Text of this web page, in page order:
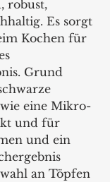
robust,
Es sorgt
Kochen für
Grund
eine Mikro-
und für
und ein
an Töpfen